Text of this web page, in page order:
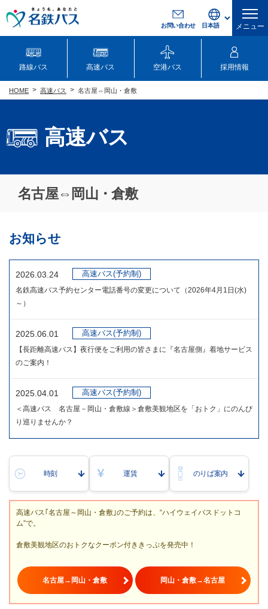
お問い合わせ メニュー
路線バス 高速バス 空港バス 採用情報
高速バス
HOME 高速バス 名古屋⇔岡山・倉敷
名古屋⇔岡山・倉敷
お知らせ
2026.03.24 高速バス(予約制)
名鉄高速バス予約センター電話番号の変更について（2026年4月1日(水)
～）
2025.06.01 高速バス(予約制)
【長距離高速バス】夜行便をご利用の皆さまに『名古屋側』着地サービス
のご案内！
2025.04.01 高速バス(予約制)
＜高速バス 名古屋－岡山・倉敷線＞倉敷美観地区を「おトク」にのんび
り巡りませんか？
時刻 運賃 のりば案内
高速バス｢名古屋～岡山・倉敷｣のご予約は、“ハイウェイバスドットコ
ム”で。
倉敷美観地区のおトクなクーポン付ききっぷを発売中！
名古屋→岡山・倉敷 岡山・倉敷→名古屋